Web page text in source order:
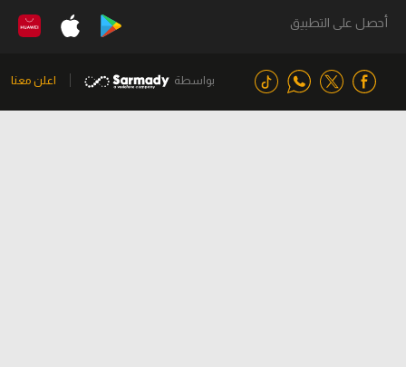
أحصل على التطبيق
بواسطة اعلن معنا